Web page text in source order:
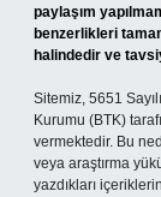
paylaşım
benzerlikleri
halindedir ve
Sitemiz, 5651
Kurumu (BTK)
vermektedir. Bu
veya araştırma
yazdıkları